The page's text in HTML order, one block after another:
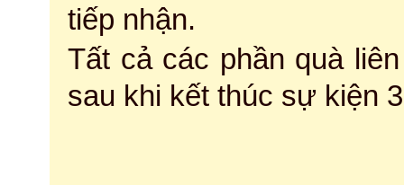
tiếp nhận.
Tất cả các phần quà
sau khi kết thúc sự kiện